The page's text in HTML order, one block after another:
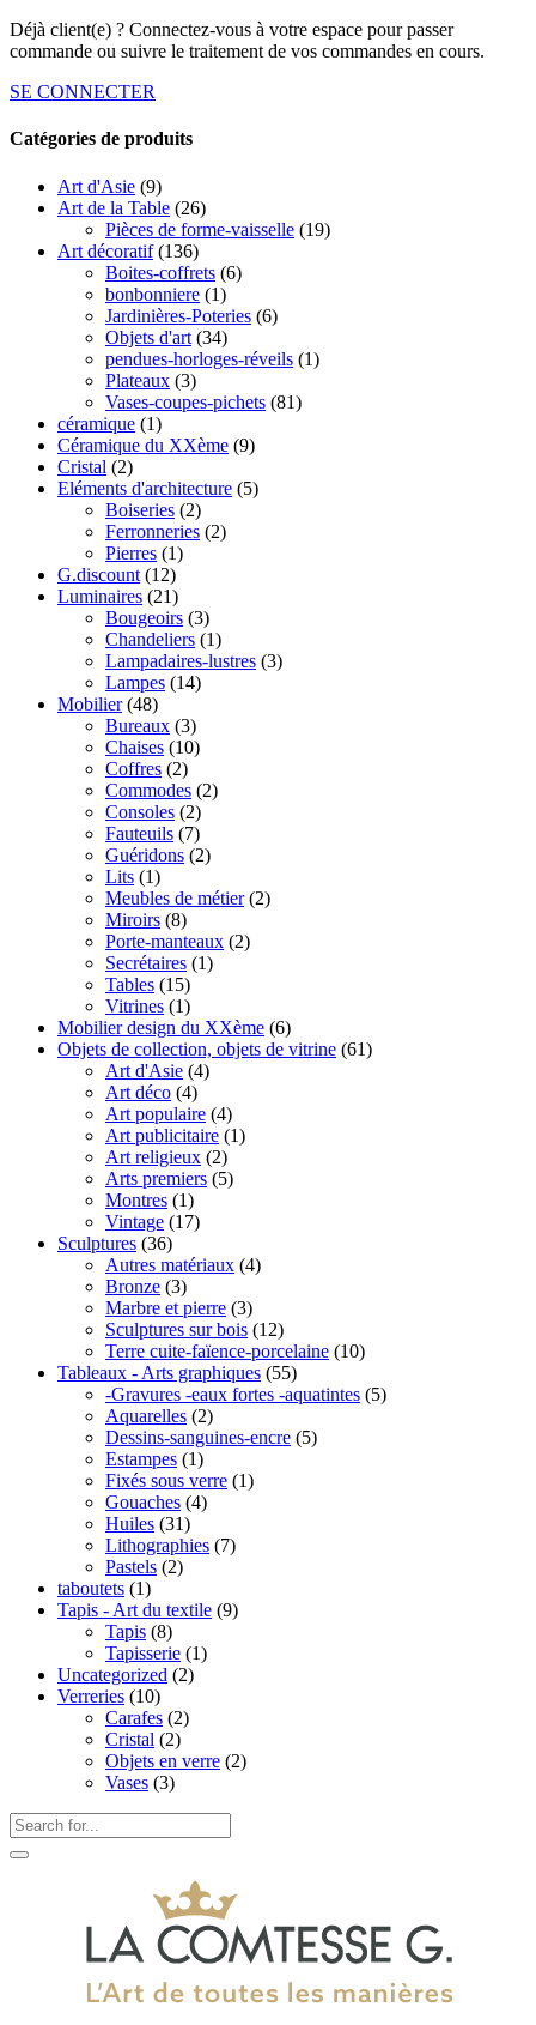
Déjà client(e) ? Connectez-vous à votre espace pour passer
commande ou suivre le traitement de vos commandes en cours.
SE CONNECTER
Catégories de produits
Art d'Asie (9)
Art de la Table (26)
Pièces de forme-vaisselle (19)
Art décoratif (136)
Boites-coffrets (6)
bonbonniere (1)
Jardinières-Poteries (6)
Objets d'art (34)
pendues-horloges-réveils (1)
Plateaux (3)
Vases-coupes-pichets (81)
céramique (1)
Céramique du XXème (9)
Cristal (2)
Eléments d'architecture (5)
Boiseries (2)
Ferronneries (2)
Pierres (1)
G.discount (12)
Luminaires (21)
Bougeoirs (3)
Chandeliers (1)
Lampadaires-lustres (3)
Lampes (14)
Mobilier (48)
Bureaux (3)
Chaises (10)
Coffres (2)
Commodes (2)
Consoles (2)
Fauteuils (7)
Guéridons (2)
Lits (1)
Meubles de métier (2)
Miroirs (8)
Porte-manteaux (2)
Secrétaires (1)
Tables (15)
Vitrines (1)
Mobilier design du XXème (6)
Objets de collection, objets de vitrine (61)
Art d'Asie (4)
Art déco (4)
Art populaire (4)
Art publicitaire (1)
Art religieux (2)
Arts premiers (5)
Montres (1)
Vintage (17)
Sculptures (36)
Autres matériaux (4)
Bronze (3)
Marbre et pierre (3)
Sculptures sur bois (12)
Terre cuite-faïence-porcelaine (10)
Tableaux - Arts graphiques (55)
-Gravures -eaux fortes -aquatintes (5)
Aquarelles (2)
Dessins-sanguines-encre (5)
Estampes (1)
Fixés sous verre (1)
Gouaches (4)
Huiles (31)
Lithographies (7)
Pastels (2)
taboutets (1)
Tapis - Art du textile (9)
Tapis (8)
Tapisserie (1)
Uncategorized (2)
Verreries (10)
Carafes (2)
Cristal (2)
Objets en verre (2)
Vases (3)